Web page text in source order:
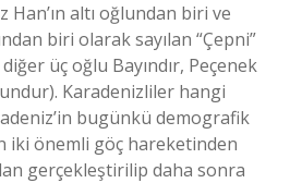
altı oğlundan biri ve
biri olarak sayılan “Çepni”
üç oğlu Bayındır, Peçenek
Karadenizliler hangi
bugünkü demografik
iki önemli göç hareketinden
gerçekleştirilip daha sonra